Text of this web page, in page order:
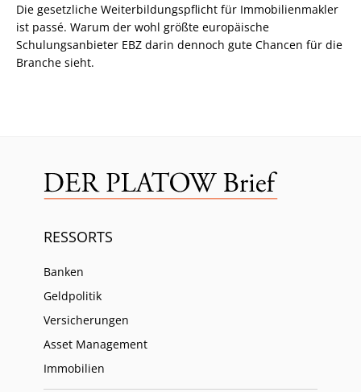
Die gesetzliche Weiterbildungspflicht für Immobilienmakler
ist passé. Warum der wohl größte europäische
Schulungsanbieter EBZ darin dennoch gute Chancen für die
Branche sieht.
RESSORTS
Banken
Geldpolitik
Versicherungen
Asset Management
Immobilien